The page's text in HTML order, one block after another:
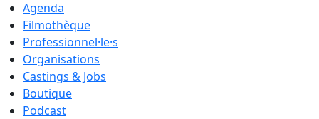
Agenda
Filmothèque
Professionnel·le·s
Organisations
Castings & Jobs
Boutique
Podcast